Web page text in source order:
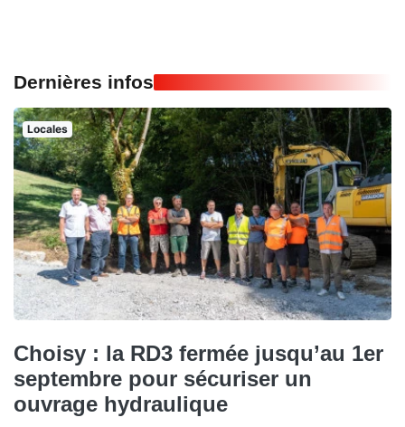
Dernières infos
Locales
Choisy : la RD3 fermée jusqu’au 1er
septembre pour sécuriser un
ouvrage hydraulique